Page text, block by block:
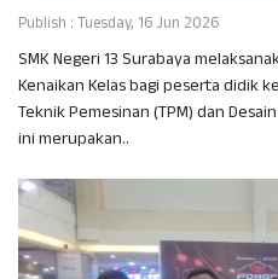
Publish : Tuesday, 16 Jun 2026
SMK Negeri 13 Surabaya
Kenaikan Kelas bagi peserta didik
Teknik Pemesinan (TPM) dan
ini merupakan..